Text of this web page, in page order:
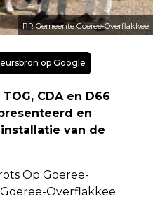
PR Gemeente Goeree-Overflakkee
op Google
CDA en D66
en
van de
Op Goeree-
Overflakkee